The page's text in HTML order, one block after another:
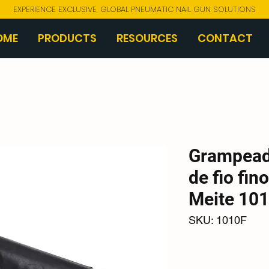
EXPERIENCE EXCLUSIVE, GLOBAL PNEUMATIC NAIL GUN SOLUTIONS
PRODUCTS RESOURCES CONTACT
de fio
Meite
SKU: 1010F